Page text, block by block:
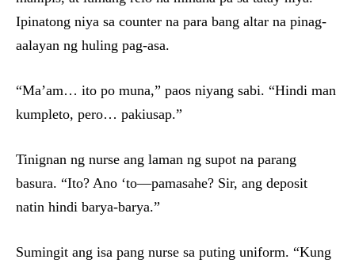
Ipinatong niya sa counter na para bang altar na pinag-
aalayan ng huling pag-asa.
“Ma’am… ito po muna,” paos niyang sabi. “Hindi man
kumpleto, pero… pakiusap.”
Tinignan ng nurse ang laman ng supot na parang
basura. “Ito? Ano ‘to—pamasahe? Sir, ang deposit
natin hindi barya-barya.”
Sumingit ang isa pang nurse sa puting uniform. “Kung